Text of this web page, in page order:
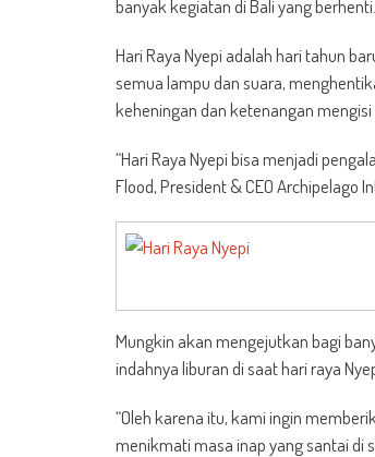
banyak kegiatan di Bali yang berhenti.
Hari Raya Nyepi adalah hari tahun
semua lampu dan suara,
keheningan dan ketenangan mengisi
“Hari Raya Nyepi bisa menjadi
Flood, President & CEO Archipelago
Mungkin akan mengejutkan bagi
indahnya liburan di saat hari raya
“Oleh karena itu, kami ingin
menikmati masa inap yang santai di